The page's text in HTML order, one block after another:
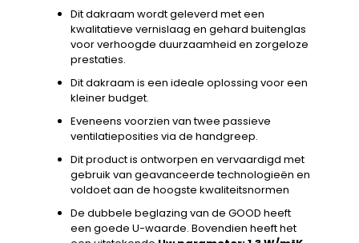
Dit dakraam wordt geleverd met een
kwalitatieve vernislaag en gehard buitenglas
voor verhoogde duurzaamheid en zorgeloze
prestaties.
Dit dakraam is een ideale oplossing voor een
kleiner budget.
Eveneens voorzien van twee passieve
ventilatieposities via de handgreep.
Dit product is ontworpen en vervaardigd met
gebruik van geavanceerde technologieën en
voldoet aan de hoogste kwaliteitsnormen
De dubbele beglazing van de GOOD heeft
een goede U-waarde. Bovendien heeft het